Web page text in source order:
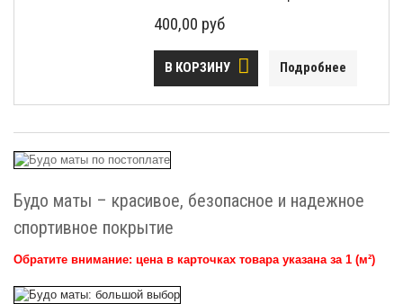
400,00 руб
В КОРЗИНУ Подробнее
Будо маты – красивое, безопасное и надежное
спортивное покрытие
Обратите внимание: цена в карточках товара указана за 1 (м²)